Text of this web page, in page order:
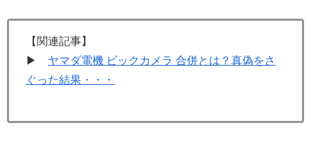
【関連記事】
▶ ヤマダ電機 ビックカメラ 合併とは？真偽をさ
ぐった結果・・・